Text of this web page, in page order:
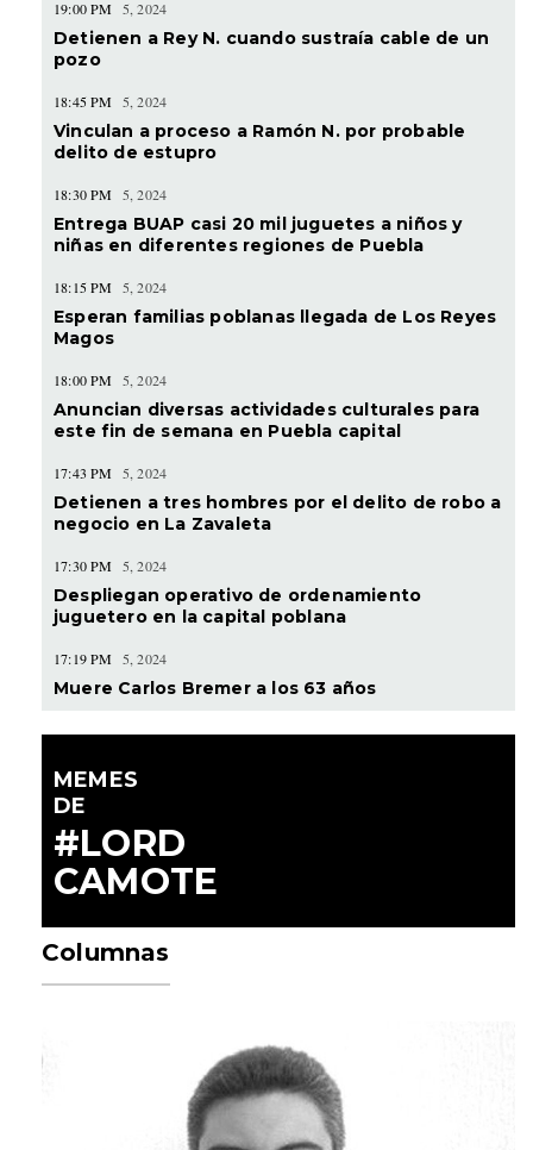
19:00 PM 5, 2024
Detienen a Rey N. cuando sustraía cable de un
pozo
18:45 PM 5, 2024
Vinculan a proceso a Ramón N. por probable
delito de estupro
18:30 PM 5, 2024
Entrega BUAP casi 20 mil juguetes a niños y
niñas en diferentes regiones de Puebla
18:15 PM 5, 2024
Esperan familias poblanas llegada de Los Reyes
Magos
18:00 PM 5, 2024
Anuncian diversas actividades culturales para
este fin de semana en Puebla capital
17:43 PM 5, 2024
Detienen a tres hombres por el delito de robo a
negocio en La Zavaleta
17:30 PM 5, 2024
Despliegan operativo de ordenamiento
juguetero en la capital poblana
17:19 PM 5, 2024
Muere Carlos Bremer a los 63 años
MEMES
DE
#LORD
CAMOTE
Columnas